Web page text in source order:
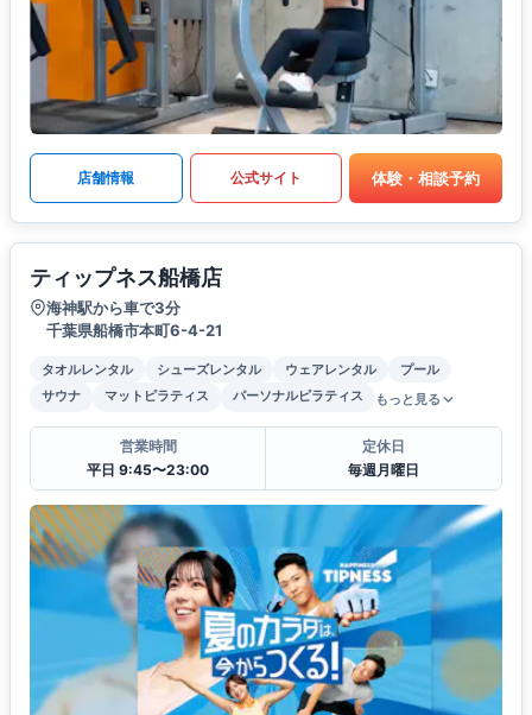
店舗情報 公式サイト 体験・相談予約
ティップネス船橋店
海神駅から車で3分
千葉県船橋市本町6-4-21
タオルレンタル シューズレンタル ウェアレンタル
プール
サウナ
マットピラティス パーソナルピラティス もっと見る
営業時間
平日 9:45〜23:00
定休日
毎週月曜日